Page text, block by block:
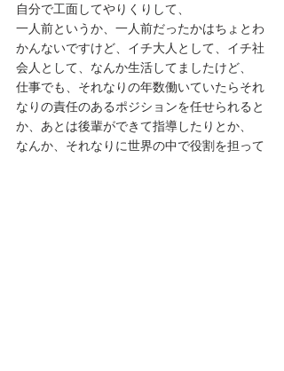
自分で工面してやりくりして、
一人前というか、一人前だったかはちょとわ
かんないですけど、イチ大人として、イチ社
会人として、なんか生活してましたけど、
仕事でも、それなりの年数働いていたらそれ
なりの責任のあるポジションを任せられると
か、あとは後輩ができて指導したりとか、
なんか、それなりに世界の中で役割を担って